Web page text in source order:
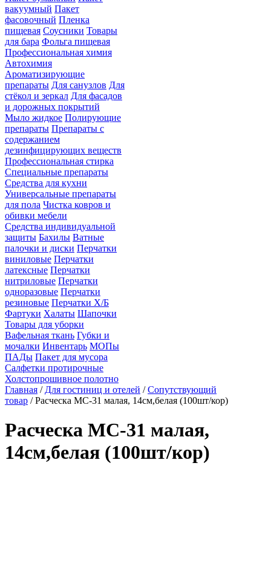
вакуумный Пакет
фасовочный Пленка
пищевая Соусники Товары
для бара Фольга пищевая
Профессиональная химия
Автохимия
Ароматизирующие
препараты Для санузлов Для
стёкол и зеркал Для фасадов
и дорожных покрытий
Мыло жидкое Полирующие
препараты Препараты с
содержанием
дезинфицирующих веществ
Профессиональная стирка
Специальные препараты
Средства для кухни
Универсальные препараты
для пола Чистка ковров и
обивки мебели
Средства индивидуальной
защиты Бахилы Ватные
палочки и диски Перчатки
виниловые Перчатки
латексные Перчатки
нитриловые Перчатки
одноразовые Перчатки
резиновые Перчатки Х/Б
Фартуки Халаты Шапочки
Товары для уборки
Вафельная ткань Губки и
мочалки Инвентарь МОПы
ПАДы Пакет для мусора
Салфетки протирочные
Холстопрошивное полотно
Главная / Для гостиниц и отелей /Сопутствующий
товар / Расческа МС-31 малая, 14см,белая (100шт/кор)
Расческа МС-31 малая,
14см,белая (100шт/кор)